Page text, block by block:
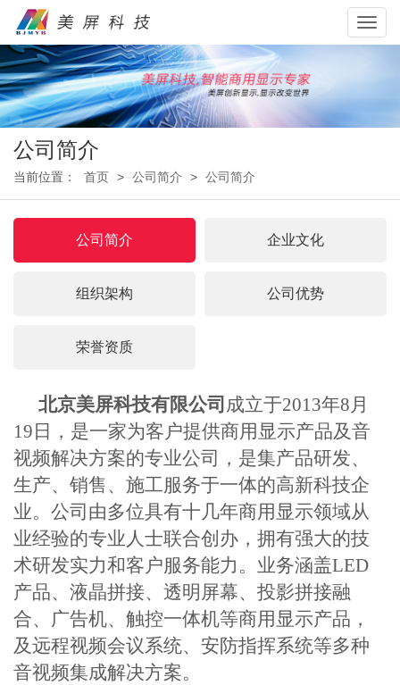
公司简介
当前位置： 首页 > 公司简介 > 公司简介
公司简介 企业文化
组织架构 公司优势
荣誉资质
北京美屏科技有限公司 成立于2013年8月
19日， 是一家为客户提供商用显示产品及音
视频解决方案的专业公司，是集产品研发、
生产、销售、施工服务于一体的高新科技企
业。公司由多位具有十几年商用显示领域从
业经验的专业人士联合创办，拥有强大的技
术研发实力和客户服务能力。业务涵盖LED
产品、 液晶拼接、透明屏幕、投影拼接融
合、广告机、 触控一体机等商用显示产品，
及远程视频会议系统、安防指挥系统等多种
音视频集成解决方案。